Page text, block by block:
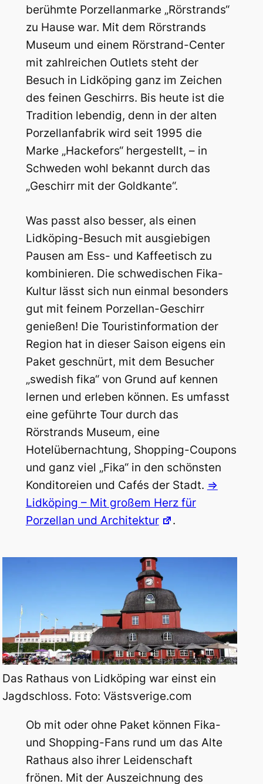
berühmte Porzellanmarke „Rörstrands“
zu Hause war. Mit dem Rörstrands
Museum und einem Rörstrand-Center
mit zahlreichen Outlets steht der
Besuch in Lidköping ganz im Zeichen
des feinen Geschirrs. Bis heute ist die
Tradition lebendig, denn in der alten
Porzellanfabrik wird seit 1995 die
Marke „Hackefors“ hergestellt, – in
Schweden wohl bekannt durch das
„Geschirr mit der Goldkante“.
Was passt also besser, als einen
Lidköping-Besuch mit ausgiebigen
Pausen am Ess- und Kaffeetisch zu
kombinieren. Die schwedischen Fika-
Kultur lässt sich nun einmal besonders
gut mit feinem Porzellan-Geschirr
genießen! Die Touristinformation der
Region hat in dieser Saison eigens ein
Paket geschnürt, mit dem Besucher
„swedish fika“ von Grund auf kennen
lernen und erleben können. Es umfasst
eine geführte Tour durch das
Rörstrands Museum, eine
Hotelübernachtung, Shopping-Coupons
und ganz viel „Fika“ in den schönsten
Konditoreien und Cafés der Stadt. =>
Lidköping – Mit großem Herz für
Porzellan und Architektur
.
Das Rathaus von Lidköping war einst ein
Jagdschloss. Foto: Västsverige.com
Ob mit oder ohne Paket können Fika-
und Shopping-Fans rund um das Alte
Rathaus also ihrer Leidenschaft
frönen. Mit der Auszeichnung des